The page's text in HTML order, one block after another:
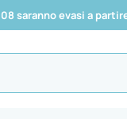
saranno evasi a